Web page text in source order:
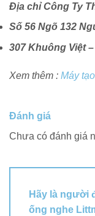
Địa chỉ Công Ty
Số 56 Ngõ 132
307 Khuông Việt
Xem thêm : Máy
Đánh giá
Chưa có đánh giá
Hãy là người
ống nghe